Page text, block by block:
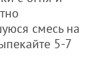
смесь на
5-7